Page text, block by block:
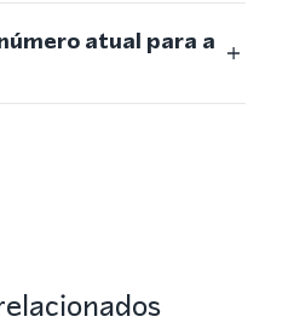
atual para a